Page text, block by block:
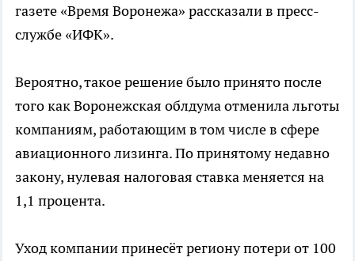
газете «Время Воронежа» рассказали в пресс-
службе «ИФК».
Вероятно, такое решение было принято после
того как Воронежская облдума отменила льготы
компаниям, работающим в том числе в сфере
авиационного лизинга. По принятому недавно
закону, нулевая налоговая ставка меняется на
1,1 процента.
Уход компании принесёт региону потери от 100